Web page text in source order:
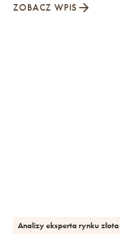
ZOBACZ WPIS
Analizy eksperta rynku złota